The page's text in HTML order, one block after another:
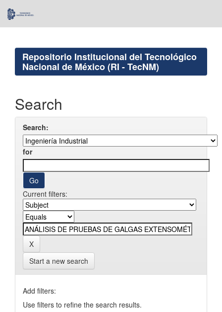
navigation
Repositorio Institucional del Tecnológico
Nacional de México (RI - TecNM)
Search
Search:
for
Current filters:
Start a new search
Add filters:
Use filters to refine the search results.